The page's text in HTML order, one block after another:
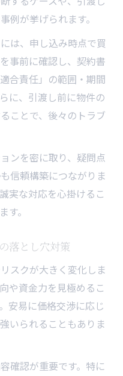
例が挙げられます。
は、申し込み時点で買
事前に確認し、契約書
合責任」の範囲・期間
に、引渡し前に物件の
ことで、後々のトラブ
ンを密に取り、疑問点
信頼構築につながりま
実な対応を心掛けるこ
す。
落とし穴対策
スクが大きく変化しま
や資金力を見極めるこ
安易に価格交渉に応じ
いられることもありま
確認が重要です。特に